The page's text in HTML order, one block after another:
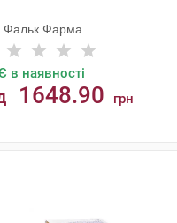
Фальк Фарма
в наявності
1648.90 грн